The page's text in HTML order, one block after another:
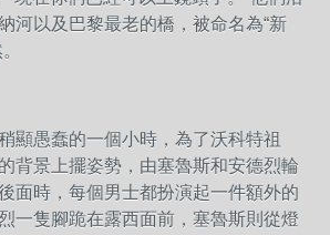
河以及巴黎最老的橋，被命名為“新
顯愚蠢的一個小時，為了沃科特祖
背景上擺姿勢，由塞魯斯和安德烈輪
面時，每個男士都扮演起一件額外的
一隻腳跪在露西面前，塞魯斯則從燈